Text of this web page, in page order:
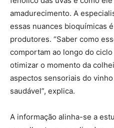
amadurecimento. A
essas nuances bioquímicas
produtores. “Saber como
comportam ao longo do
otimizar o momento da
aspectos sensoriais do
saudável”, explica.
A informação alinha-se a